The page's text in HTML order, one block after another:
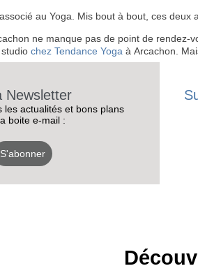
au Yoga. Mis bout à bout, ces
ne manque pas de point de
chez Tendance Yoga à Arcachon.
Newsletter
les actualités et bons plans
boite e-mail :
S'abonner